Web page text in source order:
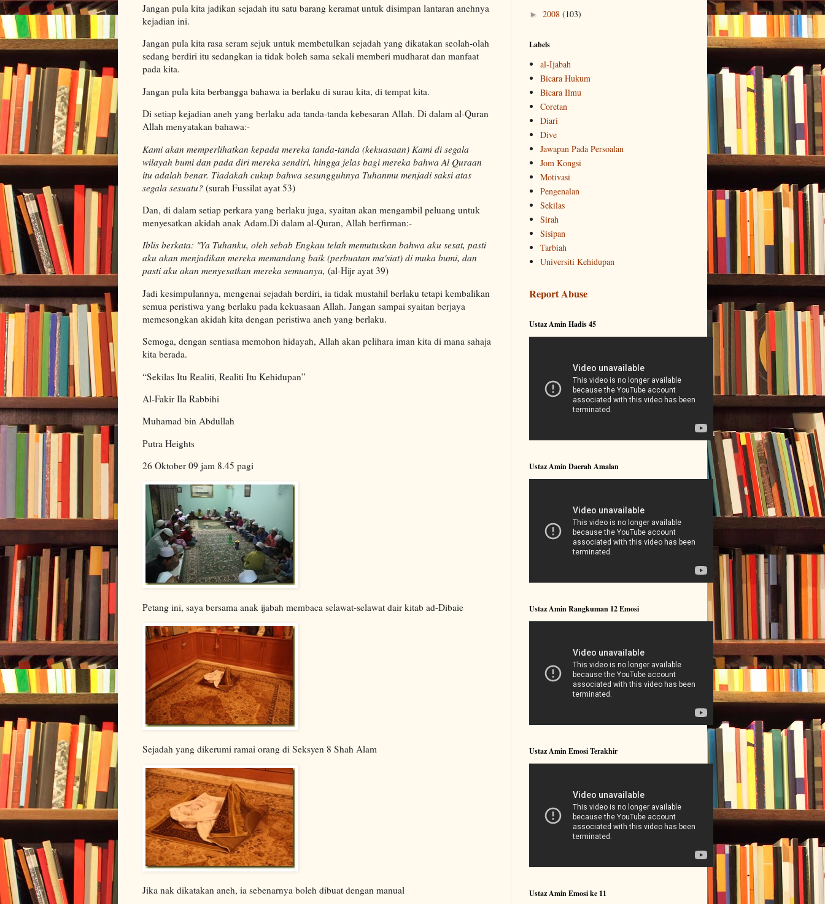
Jangan pula kita jadikan sejadah itu satu barang keramat untuk disimpan lantaran anehnya
kejadian ini.
Jangan pula kita rasa seram sejuk untuk membetulkan sejadah yang dikatakan seolah-olah
sedang berdiri itu sedangkan ia tidak boleh sama sekali memberi mudharat dan manfaat
pada kita.
Jangan pula kita berbangga bahawa ia berlaku di surau kita, di tempat kita.
Di setiap kejadian aneh yang berlaku ada tanda-tanda kebesaran Allah. Di dalam al-Quran
Allah menyatakan bahawa:-
Kami akan memperlihatkan kepada mereka tanda-tanda (kekuasaan) Kami di segala
wilayah bumi dan pada diri mereka sendiri, hingga jelas bagi mereka bahwa Al Quraan
itu adalah benar. Tiadakah cukup bahwa sesungguhnya Tuhanmu menjadi saksi atas
segala sesuatu? (surah Fussilat ayat 53)
Dan, di dalam setiap perkara yang berlaku juga, syaitan akan mengambil peluang untuk
menyesatkan akidah anak Adam.Di dalam al-Quran, Allah berfirman:-
Iblis berkata: "Ya Tuhanku, oleh sebab Engkau telah memutuskan bahwa aku sesat, pasti
aku akan menjadikan mereka memandang baik (perbuatan ma'siat) di muka bumi, dan
pasti aku akan menyesatkan mereka semuanya, (al-Hijr ayat 39)
Jadi kesimpulannya, mengenai sejadah berdiri, ia tidak mustahil berlaku tetapi kembalikan
semua peristiwa yang berlaku pada kekuasaan Allah. Jangan sampai syaitan berjaya
memesongkan akidah kita dengan peristiwa aneh yang berlaku.
Semoga, dengan sentiasa memohon hidayah, Allah akan pelihara iman kita di mana sahaja
kita berada.
“Sekilas Itu Realiti, Realiti Itu Kehidupan”
Al-Fakir Ila Rabbihi
Muhamad bin Abdullah
Putra Heights
26 Oktober 09 jam 8.45 pagi
Petang ini, saya bersama anak ijabah membaca selawat-selawat dair kitab ad-Dibaie
Sejadah yang dikerumi ramai orang di Seksyen 8 Shah Alam
Jika nak dikatakan aneh, ia sebenarnya boleh dibuat dengan manual
► 2008 (103)
Labels
al-Ijabah
Bicara Hukum
Bicara Ilmu
Coretan
Diari
Dive
Jawapan Pada Persoalan
Jom Kongsi
Motivasi
Pengenalan
Sekilas
Sirah
Sisipan
Tarbiah
Universiti Kehidupan
Report Abuse
Ustaz Amin Hadis 45
Ustaz Amin Daerah Amalan
Ustaz Amin Rangkuman 12 Emosi
Ustaz Amin Emosi Terakhir
Ustaz Amin Emosi ke 11